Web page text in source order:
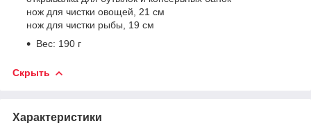
нож для чистки овощей, 21 см
нож для чистки рыбы, 19 см
Вес: 190 г
Скрыть
Характеристики